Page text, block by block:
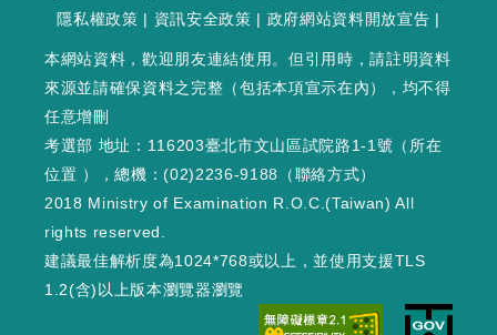
隱私權政策 | 資訊安全政策 | 政府網站資料開放宣告 |
本網站資料，歡迎朋友連結使用。但引用時，請註明資料
來源並請確保資料之完整（包括本項宣示在內），均不得
任意增刪
考選部 地址：116203臺北市文山區試院路1-1號（ 所在
位置 ），總機：(02)2236-9188（聯絡方式）
2018 Ministry of Examination R.O.C.(Taiwan) All
rights reserved.
建議最佳解析度為1024*768或以上，並使用支援TLS
1.2(含)以上版本瀏覽器瀏覽